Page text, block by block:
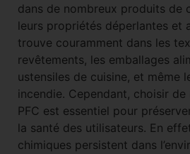
dans de nombreux produits de
leurs propriétés déperlantes et
trouve couramment dans les
revêtements, les emballages
ustensiles de cuisine, et même
incendie. Cependant, choisir
PFC est essentiel pour
la santé des utilisateurs. En
chimiques persistent dans